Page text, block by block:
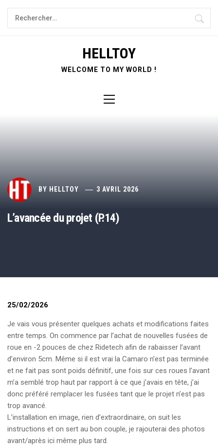
content
Rechercher :
HELLTOY
WELCOME TO MY WORLD !
Menu
BY HELLTOY 3 AVRIL 2026
L’avancée du projet (P.14)
25/02/2026
Je vais vous présenter quelques achats et modifications faites
entre temps. On commence par l’achat de nouvelles fusées de
roue en -2 pouces de chez Ridetech afin de rabaisser l’avant
d’environ 5cm. Même si il est vrai la Camaro n’est pas terminée
et ne fait pas sont poids définitif, une fois sur ces roues l’avant
m’a semblé trop haut par rapport à ce que j’avais en tête, j’ai
donc préféré remplacer les fusées tant que le projet n’est pas
trop avancé.
L’installation en image, rien d’extraordinaire, on suit les
instructions et on sert au bon couple, je rajouterai des photos
avant/après ici même plus tard.